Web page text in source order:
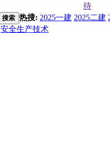
待
搜索 热搜: 2025一建 2025二建
安全生产技术